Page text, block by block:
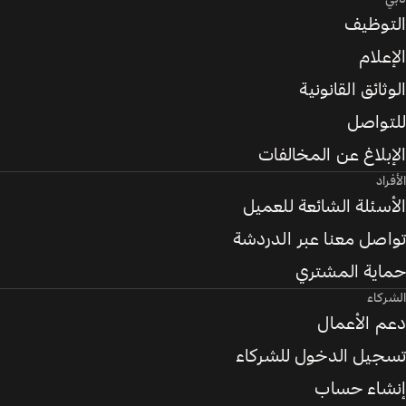
التوظيف
الإعلام
الوثائق القانونية
للتواصل
الإبلاغ عن المخالفات
الأفراد
الأسئلة الشائعة للعميل
تواصل معنا عبر الدردشة
حماية المشتري
الشركاء
دعم الأعمال
تسجيل الدخول للشركاء
إنشاء حساب